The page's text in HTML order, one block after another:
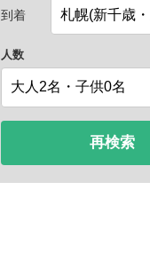
到着
人数
再検索